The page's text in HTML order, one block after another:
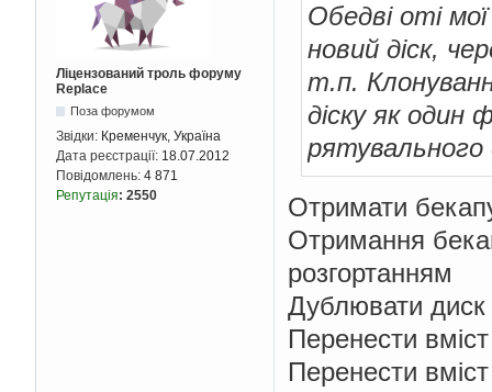
Ліцензований троль форуму
Replace
Поза форумом
Звідки: Кременчук, Україна
Дата реєстрації: 18.07.2012
Повідомлень: 4 871
Репутація: 2550
Обедві оті
новий діск,
т.п.
діску як один
рятувального
Отримати
Отримання
розгортанням
Дублювати
Перенести
Перенести